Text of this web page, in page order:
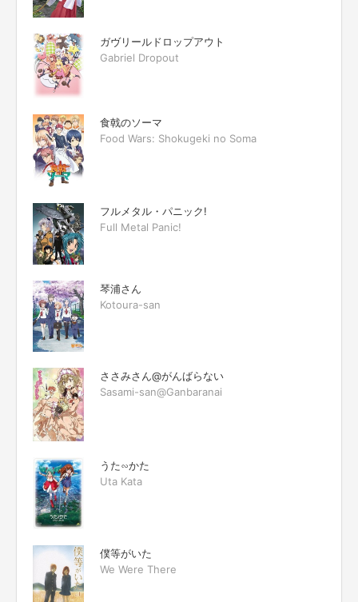
ガヴリールドロップアウト
Gabriel Dropout
食戟のソーマ
Food Wars: Shokugeki no Soma
フルメタル・パニック!
Full Metal Panic!
琴浦さん
Kotoura-san
ささみさん@がんばらない
Sasami-san@Ganbaranai
うた∽かた
Uta Kata
僕等がいた
We Were There